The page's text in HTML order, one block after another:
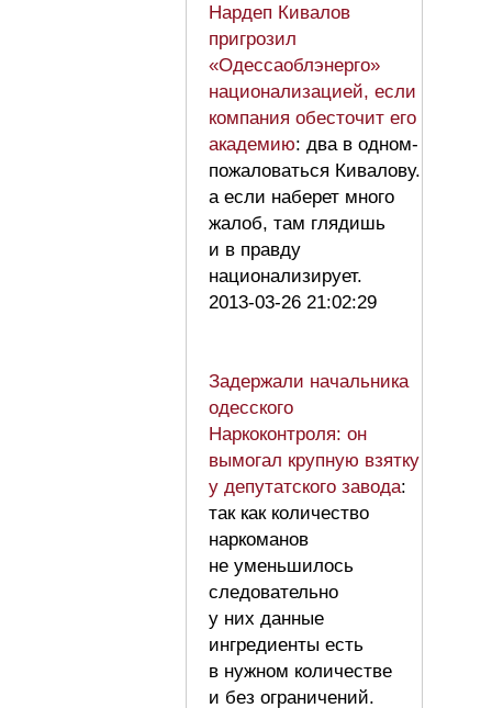
Нардеп Кивалов
пригрозил
«Одессаоблэнерго»
национализацией, если
компания обесточит его
академию: два в одном-
пожаловаться Кивалову.
а если наберет много
жалоб, там глядишь
и в правду
национализирует.
2013-03-26 21:02:29
Задержали начальника
одесского
Наркоконтроля: он
вымогал крупную взятку
у депутатского завода:
так как количество
наркоманов
не уменьшилось
следовательно
у них данные
ингредиенты есть
в нужном количестве
и без ограничений.